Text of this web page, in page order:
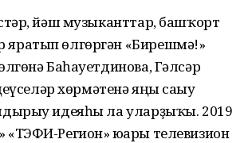
йәш музыканттар, башҡорт
өлгөргән «Бирешмә!»
Баһауетдинова, Гәлсәр
хөрмәтенә яңы сағыу
идеяһы ла уларҙыҡы. 2019
Регион» юғары телевизион